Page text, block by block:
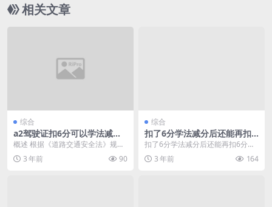
相关文章
综合
a2驾驶证扣6分可以学法减分
吗(a2驾驶证扣6分可以网上审
验)
概述 根据《道路交通安全法》规
定，驾驶机动车在道路上违反交通
信号灯通行的，属于严...
3 年前 90
综合
扣了6分学法减分后还能再扣6
分吗(没注意闯红灯了能补救
吗)
扣了6分学法减分后还能再扣6分吗
学法减分是一种常见的交通违法行
为处理方式，根据...
3 年前 164